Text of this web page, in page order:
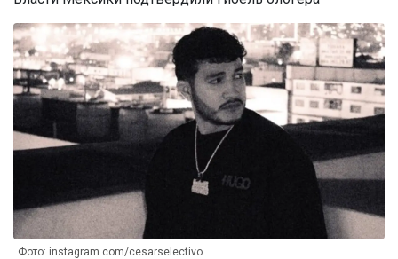
Фото: instagram.com/cesarselectivo